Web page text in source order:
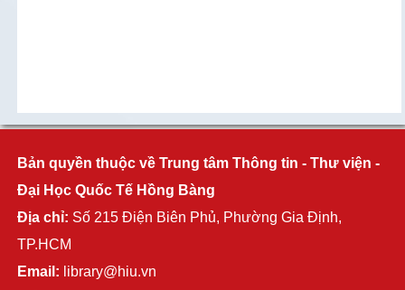
Bản quyền thuộc về Trung tâm Thông tin - Thư viện -
Đại Học Quốc Tế Hồng Bàng
Địa chỉ: Số 215 Điện Biên Phủ, Phường Gia Định,
TP.HCM
Email: library@hiu.vn